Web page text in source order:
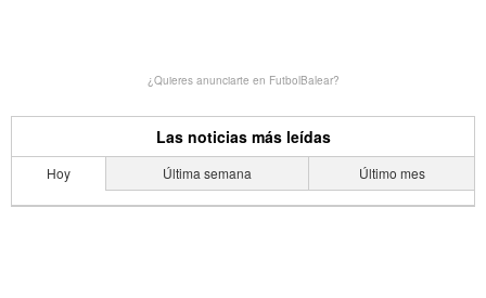
¿Quieres anunciarte en FutbolBalear?
Las noticias más leídas
Hoy Última semana Último mes